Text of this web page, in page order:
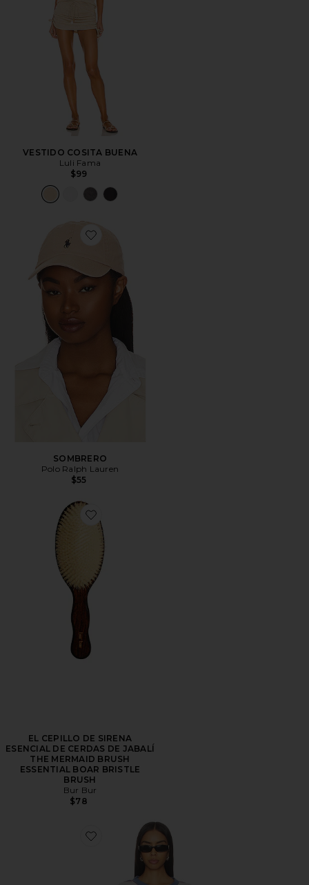
VESTIDO COSITA BUENA
Luli Fama
$99
Favorite SOMBRERO
SOMBRERO
Polo Ralph Lauren
$55
Favorite EL CEPILLO DE SIRENA ESENCIAL DE
EL CEPILLO DE SIRENA
ESENCIAL DE CERDAS DE JABALÍ
THE MERMAID BRUSH
ESSENTIAL BOAR BRISTLE
BRUSH
Bur Bur
$78
Favorite Horizon Long Sleeve Top